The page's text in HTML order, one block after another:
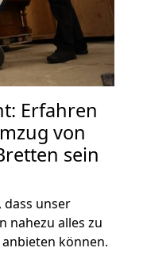
Erfahren
von
sein
unser
nahezu alles zu
anbieten können.